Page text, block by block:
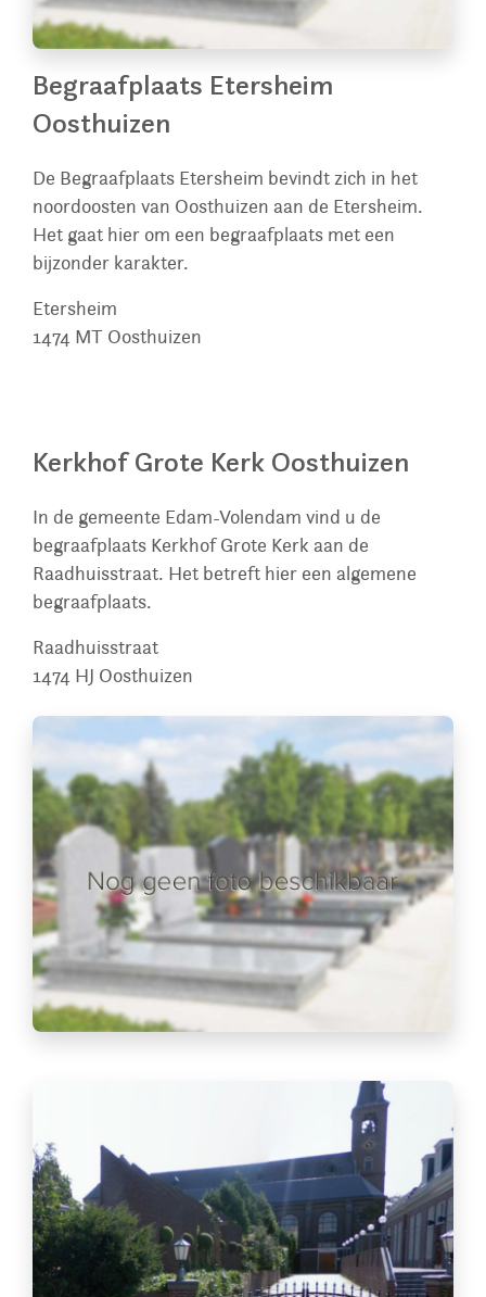
Begraafplaats Etersheim
Oosthuizen
De Begraafplaats Etersheim bevindt zich in het
noordoosten van Oosthuizen aan de Etersheim.
Het gaat hier om een begraafplaats met een
bijzonder karakter.
Etersheim
1474 MT Oosthuizen
Kerkhof Grote Kerk Oosthuizen
In de gemeente Edam-Volendam vind u de
begraafplaats Kerkhof Grote Kerk aan de
Raadhuisstraat. Het betreft hier een algemene
begraafplaats.
Raadhuisstraat
1474 HJ Oosthuizen